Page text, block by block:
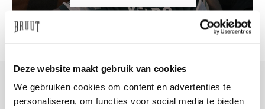
Deze website maakt gebruik van cookies
We gebruiken cookies om content en advertenties te
personaliseren, om functies voor social media te bieden